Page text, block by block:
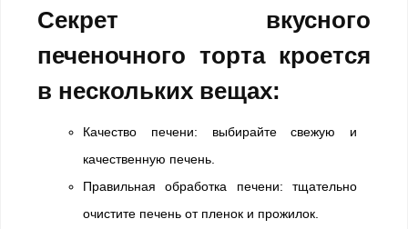
Секрет вкусного
печеночного торта кроется
в нескольких вещах:
Качество печени: выбирайте свежую и
качественную печень.
Правильная обработка печени: тщательно
очистите печень от пленок и прожилок.